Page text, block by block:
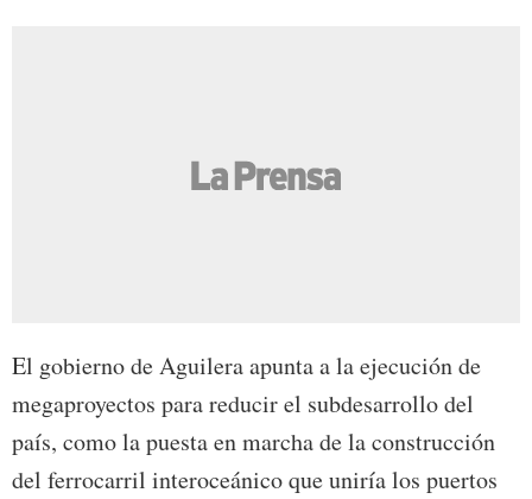
El gobierno de Aguilera apunta a la ejecución de
megaproyectos para reducir el subdesarrollo del
país, como la puesta en marcha de la construcción
del ferrocarril interoceánico que uniría los puertos